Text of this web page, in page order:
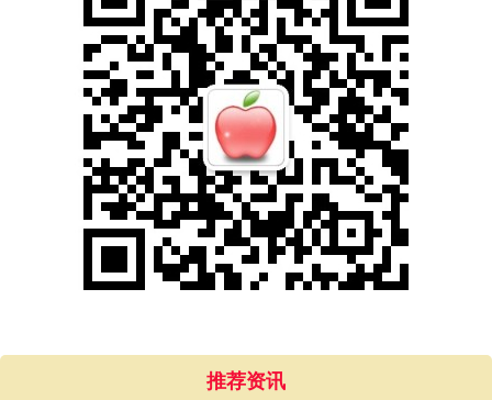
推荐资讯